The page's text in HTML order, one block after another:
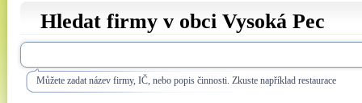
Hledat firmy v obci Vysoká Pec
Můžete zadat název firmy, IČ, nebo popis činnosti. Zkuste například restaurace